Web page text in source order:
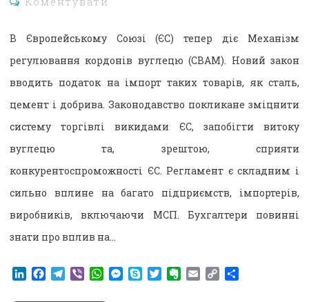
В Європейському Союзі (ЄС) тепер діє Механізм
регулювання кордонів вуглецю (CBAM). Новий закон
вводить податок на імпорт таких товарів, як сталь,
цемент і добрива. Законодавство покликане зміцнити
систему торгівлі викидами ЄС, запобігти витоку
вуглецю та, зрештою, сприяти
конкурентоспроможності ЄС. Регламент є складним і
сильно вплине на багато підприємств, імпортерів,
виробників, включаючи МСП. Бухгалтери повинні
знати про вплив на…
LinkedIn
Facebook
Telegram
ViberWhatsApp
Messenger
SkypeTwitterEvernote
EmailCopy